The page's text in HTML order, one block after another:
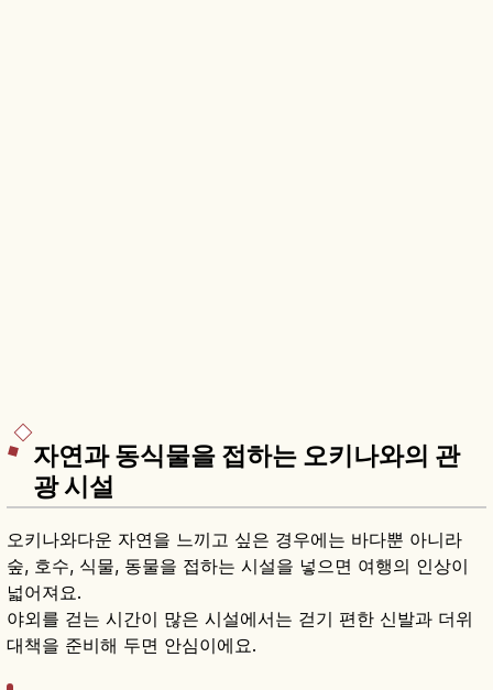
자연과 동식물을 접하는 오키나와의 관
광 시설
오키나와다운 자연을 느끼고 싶은 경우에는 바다뿐 아니라
숲, 호수, 식물, 동물을 접하는 시설을 넣으면 여행의 인상이
넓어져요.
야외를 걷는 시간이 많은 시설에서는 걷기 편한 신발과 더위
대책을 준비해 두면 안심이에요.